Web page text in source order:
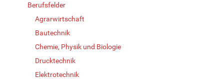
Berufsfelder
Agrarwirtschaft
Bautechnik
Chemie, Physik und Biologie
Drucktechnik
Elektrotechnik